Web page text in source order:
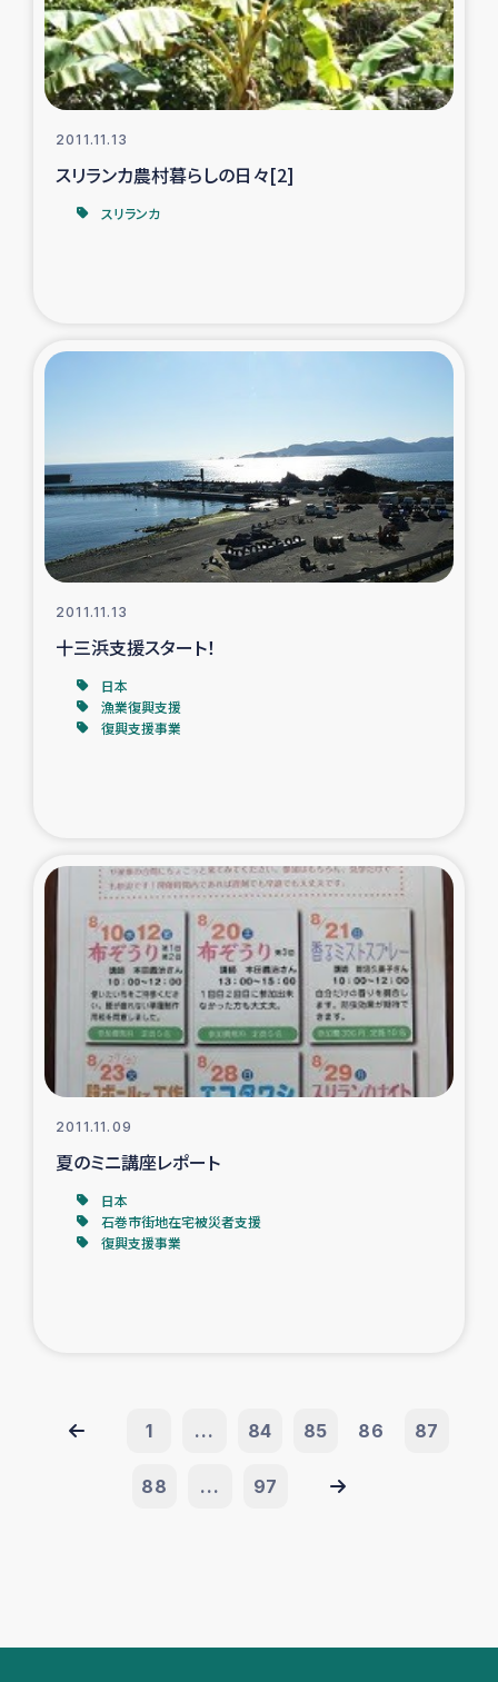
2011.11.13
スリランカ農村暮らしの日々[2]
スリランカ
2011.11.13
十三浜支援スタート！
日本
漁業復興支援
復興支援事業
2011.11.09
夏のミニ講座レポート
日本
石巻市街地在宅被災者支援
復興支援事業
1 ... 84 85 86 87
88 ... 97